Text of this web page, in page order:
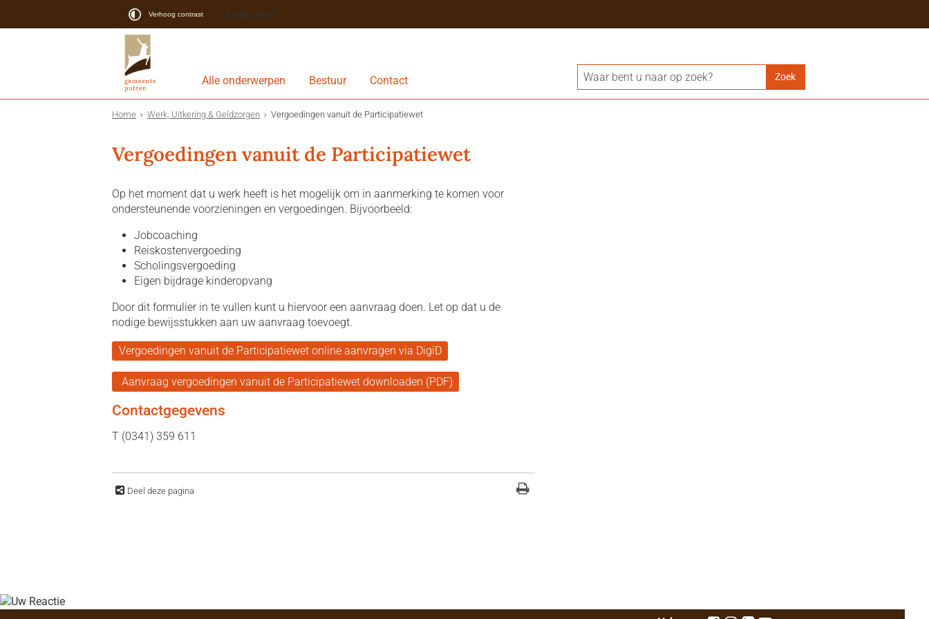
Verhoog contrast Lees voor
Alle onderwerpen Bestuur Contact
Home Werk, Uitkering & Geldzorgen Vergoedingen vanuit de Participatiewet
Vergoedingen vanuit de Participatiewet
Op het moment dat u werk heeft is het mogelijk om in aanmerking te komen voor
ondersteunende voorzieningen en vergoedingen. Bijvoorbeeld:
Jobcoaching
Reiskostenvergoeding
Scholingsvergoeding
Eigen bijdrage kinderopvang
Door dit formulier in te vullen kunt u hiervoor een aanvraag doen. Let op dat u de
nodige bewijsstukken aan uw aanvraag toevoegt.
Vergoedingen vanuit de Participatiewet online aanvragen via DigiD
Aanvraag vergoedingen vanuit de Participatiewet downloaden (PDF)
Contactgegevens
T (0341) 359 611
Deel deze pagina